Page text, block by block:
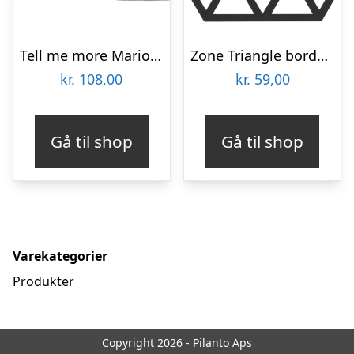
Tell me more Marion bordskåner 50×37 cm, dune
kr. 108,00
Gå til shop
Zone Triangle bordskåner, sort
kr. 59,00
Gå til shop
Varekategorier
Produkter
Copyright 2026 - Pilanto Aps